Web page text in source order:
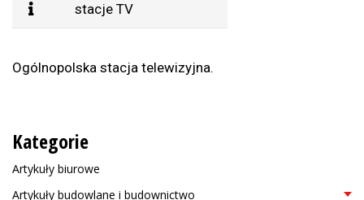
stacje TV
Ogólnopolska stacja telewizyjna.
Kategorie
Artykuły biurowe
Artykuły budowlane i budownictwo